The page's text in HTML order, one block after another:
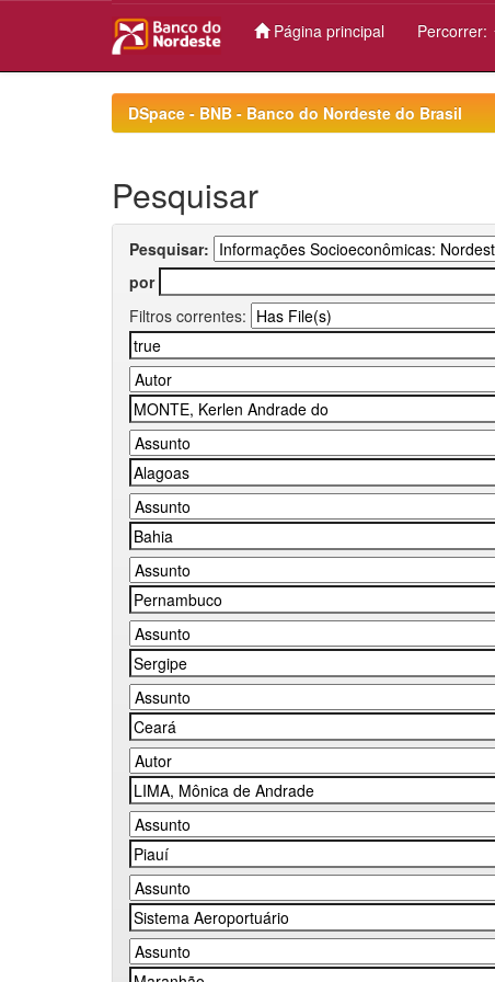
Página principal Percorrer:
DSpace - BNB - Banco do Nordeste do Brasil
Pesquisar
Pesquisar:
por
Filtros correntes: